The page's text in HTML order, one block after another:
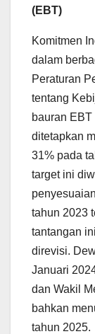
(EBT)
Komitmen
dalam
Peraturan
tentang
bauran
ditetapkan
31% pada
target ini
tahun 2023
tantangan
direvisi.
Januari
dan Wakil
bahkan
tahun 2025.